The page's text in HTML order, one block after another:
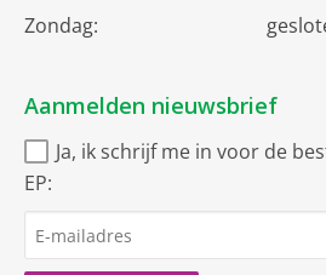
Zondag:
Aanmelden nieuwsbrief
Ja, ik schrijf me in voor de
EP: